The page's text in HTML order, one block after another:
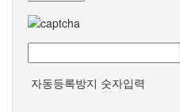
자동등록방지 숫자입력